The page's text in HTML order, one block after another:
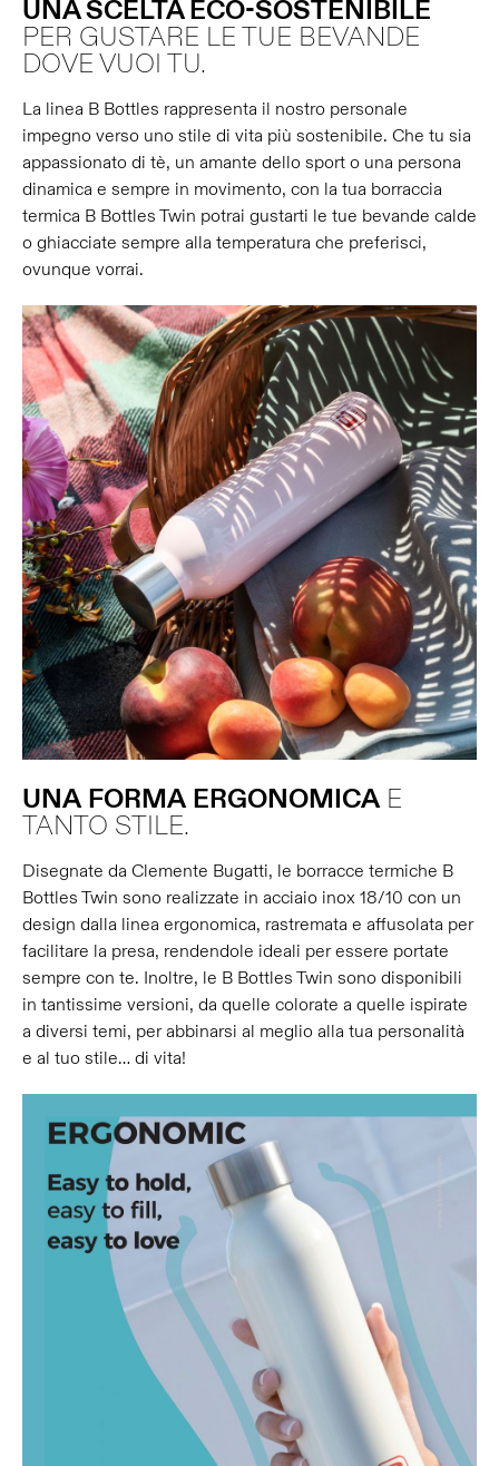
UNA SCELTA ECO-SOSTENIBILE
PER GUSTARE LE TUE BEVANDE
DOVE VUOI TU.
La linea B Bottles rappresenta il nostro personale
impegno verso uno stile di vita più sostenibile. Che tu sia
appassionato di tè, un amante dello sport o una persona
dinamica e sempre in movimento, con la tua borraccia
termica B Bottles Twin potrai gustarti le tue bevande calde
o ghiacciate sempre alla temperatura che preferisci,
ovunque vorrai.
UNA FORMA ERGONOMICAE
TANTO STILE.
Disegnate da Clemente Bugatti, le borracce termiche B
Bottles Twin sono realizzate in acciaio inox 18/10 con un
design dalla linea ergonomica, rastremata e affusolata per
facilitare la presa, rendendole ideali per essere portate
sempre con te. Inoltre, le B Bottles Twin sono disponibili
in tantissime versioni, da quelle colorate a quelle ispirate
a diversi temi, per abbinarsi al meglio alla tua personalità
e al tuo stile… di vita!